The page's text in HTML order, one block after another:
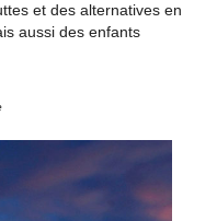
et des alternatives en
aussi des enfants